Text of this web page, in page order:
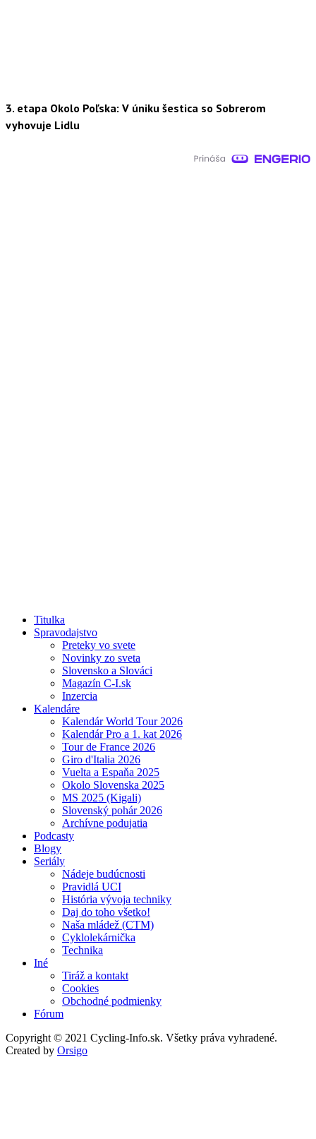
3. etapa Okolo Poľska: V úniku šestica so Sobrerom
vyhovuje Lidlu
Titulka
Spravodajstvo
Preteky vo svete
Novinky zo sveta
Slovensko a Slováci
Magazín C-I.sk
Inzercia
Kalendáre
Kalendár World Tour 2026
Kalendár Pro a 1. kat 2026
Tour de France 2026
Giro d'Italia 2026
Vuelta a Espaňa 2025
Okolo Slovenska 2025
MS 2025 (Kigali)
Slovenský pohár 2026
Archívne podujatia
Podcasty
Blogy
Seriály
Nádeje budúcnosti
Pravidlá UCI
História vývoja techniky
Daj do toho všetko!
Naša mládež (CTM)
Cyklolekárnička
Technika
Iné
Tiráž a kontakt
Cookies
Obchodné podmienky
Fórum
Copyright © 2021 Cycling-Info.sk. Všetky práva vyhradené.
Created by Orsigo